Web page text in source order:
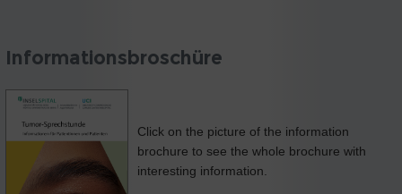
Informationsbroschüre
Click on the picture of the information
brochure to see the whole brochure with
interesting information.